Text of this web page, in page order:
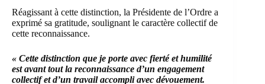
Réagissant à cette distinction, la Présidente de l’Ordre a
exprimé sa gratitude, soulignant le caractère collectif de
cette reconnaissance.
« Cette distinction que je porte avec fierté et humilité
est avant tout la reconnaissance d’un engagement
collectif et d’un travail accompli avec dévouement.